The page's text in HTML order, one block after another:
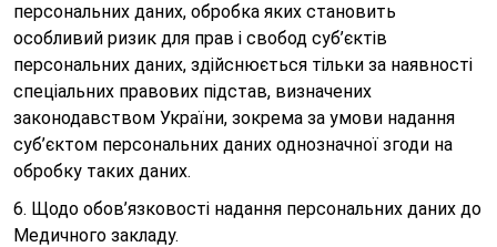
персональних даних, обробка яких становить
особливий ризик для прав і свобод суб’єктів
персональних даних, здійснюється тільки за наявності
спеціальних правових підстав, визначених
законодавством України, зокрема за умови надання
суб’єктом персональних даних однозначної згоди на
обробку таких даних.
6. Щодо обов’язковості надання персональних даних до
Медичного закладу.